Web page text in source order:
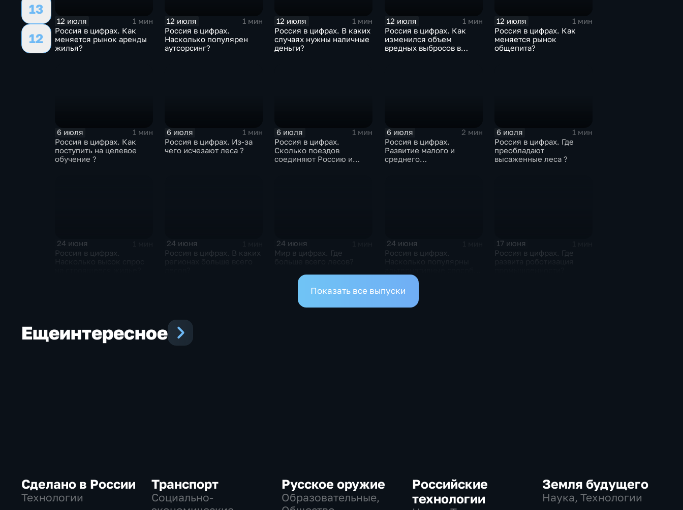
13
12
12 июля
1 мин
Россия в цифрах. Как
меняется рынок аренды
жилья?
12 июля
1 мин
Россия в цифрах.
Насколько популярен
аутсорсинг?
12 июля
1 мин
Россия в цифрах. В каких
случаях нужны наличные
деньги?
12 июля
1 мин
Россия в цифрах. Как
изменился объем
вредных выбросов в
12 июля
1 мин
Россия в цифрах. Как
меняется рынок
общепита?
6 июля
1 мин
Россия в цифрах. Как
поступить на целевое
обучение ?
6 июля
1 мин
Россия в цифрах. Из-за
чего исчезают леса ?
6 июля
1 мин
Россия в цифрах.
Сколько поездов
соединяют Россию и
6 июля
2 мин
Россия в цифрах.
Развитие малого и
среднего
6 июля
1 мин
Россия в цифрах. Где
преобладают
высаженные леса ?
24 июня
Россия в цифрах.
24 июня
Россия в цифрах. В каких
24 июня
Мир в цифрах. Где
24 июня
Россия в цифрах.
оплаты?
17 июня
Россия в цифрах. Где
Показать все выпуски
Ещеинтересное
Сделано в России
Технологии
Транспорт
Социально-
Русское оружие
Образовательные,
Российские
технологии
Земля будущего
Наука, Технологии